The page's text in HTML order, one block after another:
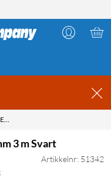
DC-FORLENGELSESKABEL 5,5X2,1 MM 3 M SVART
3 m Svart
Artikkelnr: 51342